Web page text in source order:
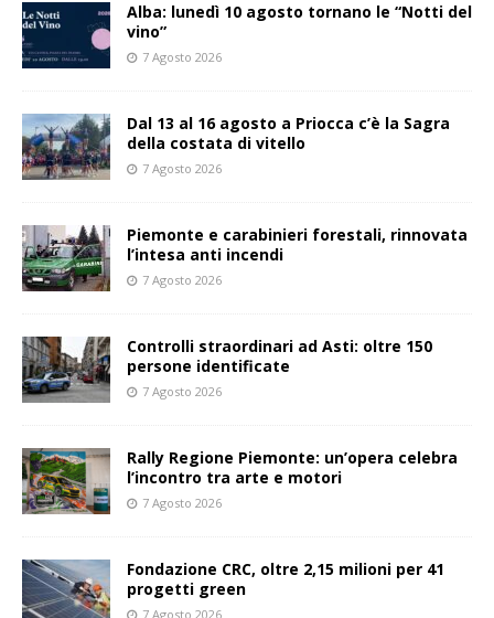
Alba: lunedì 10 agosto tornano le “Notti del
vino”
7 Agosto 2026
Dal 13 al 16 agosto a Priocca c’è la Sagra
della costata di vitello
7 Agosto 2026
Piemonte e carabinieri forestali, rinnovata
l’intesa anti incendi
7 Agosto 2026
Controlli straordinari ad Asti: oltre 150
persone identificate
7 Agosto 2026
Rally Regione Piemonte: un’opera celebra
l’incontro tra arte e motori
7 Agosto 2026
Fondazione CRC, oltre 2,15 milioni per 41
progetti green
7 Agosto 2026